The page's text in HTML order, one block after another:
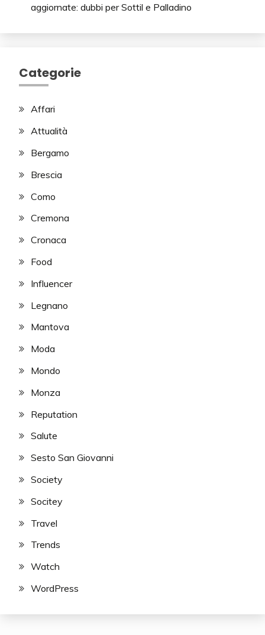
aggiornate: dubbi per Sottil e Palladino
Categorie
Affari
Attualità
Bergamo
Brescia
Como
Cremona
Cronaca
Food
Influencer
Legnano
Mantova
Moda
Mondo
Monza
Reputation
Salute
Sesto San Giovanni
Society
Socitey
Travel
Trends
Watch
WordPress